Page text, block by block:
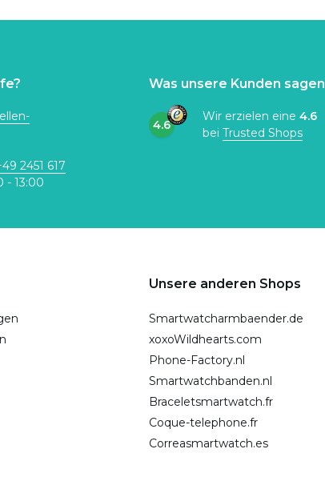
2451 617
- 13:00
Was unsere Kunden sagen
4.6
Wir erzielen eine 4.6
bei Trusted Shops
Unsere anderen Shops
Smartwatcharmbaender.de
xoxoWildhearts.com
Phone-Factory.nl
Smartwatchbanden.nl
Braceletsmartwatch.fr
Coque-telephone.fr
Correasmartwatch.es